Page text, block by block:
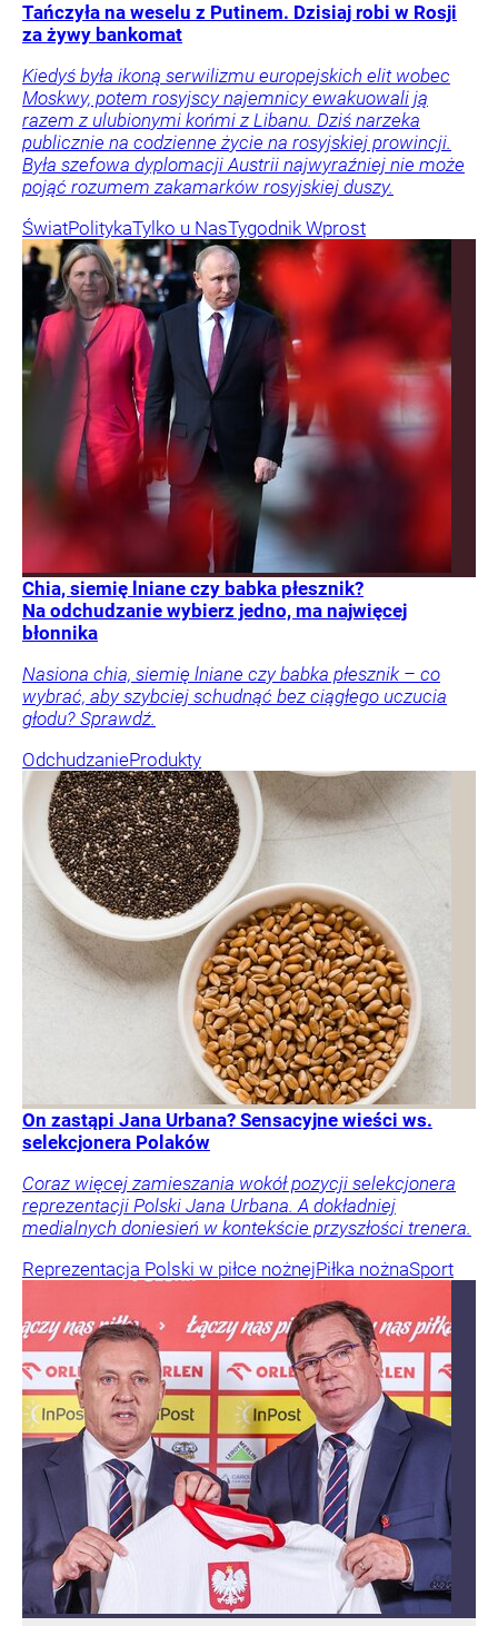
Tańczyła na weselu z Putinem. Dzisiaj robi w Rosji
za żywy bankomat
Kiedyś była ikoną serwilizmu europejskich elit wobec
Moskwy, potem rosyjscy najemnicy ewakuowali ją
razem z ulubionymi końmi z Libanu. Dziś narzeka
publicznie na codzienne życie na rosyjskiej prowincji.
Była szefowa dyplomacji Austrii najwyraźniej nie może
pojąć rozumem zakamarków rosyjskiej duszy.
ŚwiatPolitykaTylko u NasTygodnik Wprost
Chia, siemię lniane czy babka płesznik?
Na odchudzanie wybierz jedno, ma najwięcej
błonnika
Nasiona chia, siemię lniane czy babka płesznik – co
wybrać, aby szybciej schudnąć bez ciągłego uczucia
głodu? Sprawdź.
OdchudzanieProdukty
On zastąpi Jana Urbana? Sensacyjne wieści ws.
selekcjonera Polaków
Coraz więcej zamieszania wokół pozycji selekcjonera
reprezentacji Polski Jana Urbana. A dokładniej
medialnych doniesień w kontekście przyszłości trenera.
Reprezentacja Polski w piłce nożnejPiłka nożnaSport